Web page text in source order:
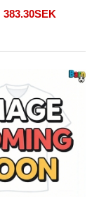
383.30SEK